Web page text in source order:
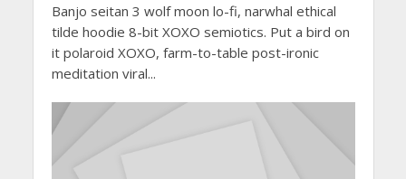
Banjo seitan 3 wolf moon lo-fi, narwhal ethical
tilde hoodie 8-bit XOXO semiotics. Put a bird on
it polaroid XOXO, farm-to-table post-ironic
meditation viral...